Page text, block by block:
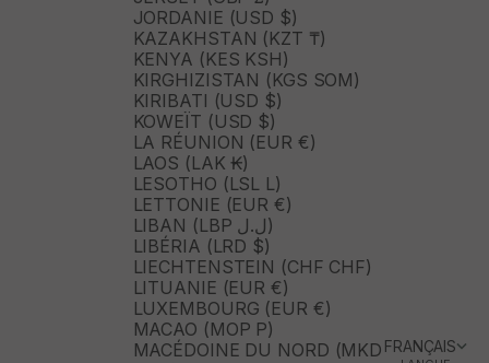
JORDANIE (USD $)
KAZAKHSTAN (KZT ₸)
KENYA (KES KSH)
KIRGHIZISTAN (KGS SOM)
KIRIBATI (USD $)
KOWEÏT (USD $)
LA RÉUNION (EUR €)
LAOS (LAK ₭)
LESOTHO (LSL L)
LETTONIE (EUR €)
LIBAN (LBP ل.ل)
LIBÉRIA (LRD $)
LIECHTENSTEIN (CHF CHF)
LITUANIE (EUR €)
LUXEMBOURG (EUR €)
MACAO (MOP P)
MACÉDOINE DU NORD (MKD FRANÇAIS